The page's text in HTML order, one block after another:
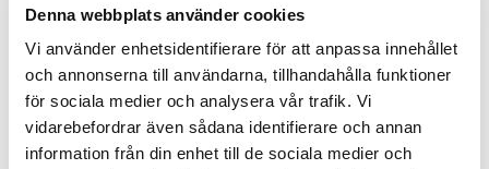
Denna webbplats använder cookies
Vi använder enhetsidentifierare för att anpassa innehållet
och annonserna till användarna, tillhandahålla funktioner
för sociala medier och analysera vår trafik. Vi
vidarebefordrar även sådana identifierare och annan
information från din enhet till de sociala medier och
Lagerstatus
Slutsåld
Artikelnr
skickas från oss inom 0-1 vardagar